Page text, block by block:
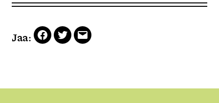
Jaa: Facebook
TwitterEmail